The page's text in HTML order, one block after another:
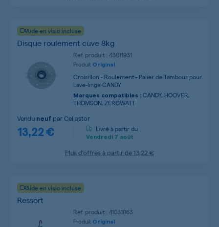
Aide en visio incluse
Disque roulement cuve 8kg
Ref. produit : 43011931
Produit Original
Croisillon - Roulement - Palier de Tambour pour
Lave-linge CANDY
Marques compatibles : CANDY, HOOVER,
THOMSON, ZEROWATT
13,22 €
Vendu neuf parCellastor
Livré à partir du
Vendredi 7 août
Plus d’offres à partir de13,22 €
Aide en visio incluse
Ressort
Ref. produit : 41031863
Produit Original